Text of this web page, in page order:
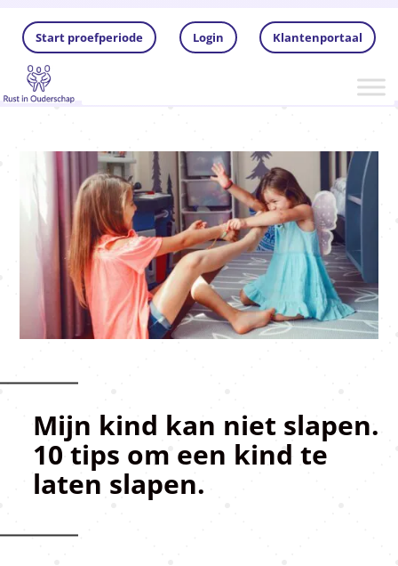
Klantenportaal
Login
Start proefperiode
Mijn kind kan niet slapen.
10 tips om een kind te
laten slapen.